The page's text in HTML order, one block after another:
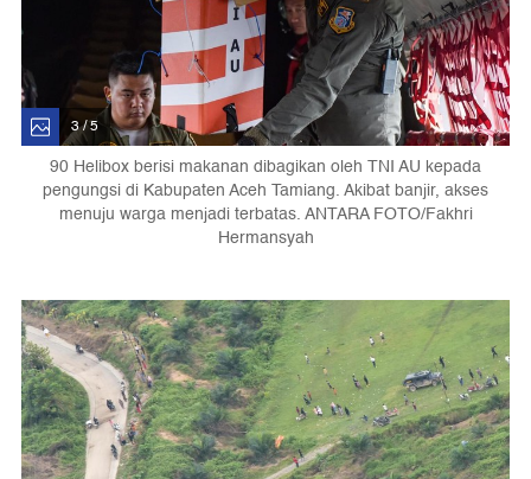
3 / 5
90 Helibox berisi makanan dibagikan oleh TNI AU kepada
pengungsi di Kabupaten Aceh Tamiang. Akibat banjir, akses
menuju warga menjadi terbatas. ANTARA FOTO/Fakhri
Hermansyah